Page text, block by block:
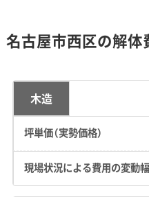
がっています。
地形・道路事情と
濃尾平野の低湿地帯
え、主要幹線道路の
名古屋市西区の解体
木造